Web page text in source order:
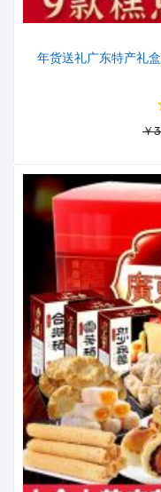
年货送礼广东特产礼
￥